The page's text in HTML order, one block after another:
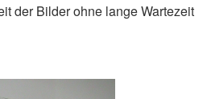
der Bilder ohne lange Wartezeit